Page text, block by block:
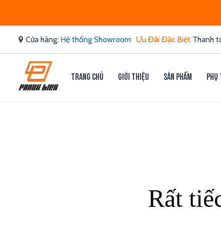
Cửa hàng: Hệ thống Showroom Ưu Đãi Đặc Biệt Thanh
Trang chủ Giới thiệu Sản phẩm
Rất